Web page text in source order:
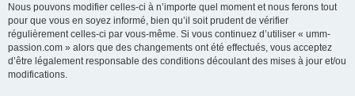
Nous pouvons modifier celles-ci à n’importe quel moment et nous ferons tout
pour que vous en soyez informé, bien qu’il soit prudent de vérifier
régulièrement celles-ci par vous-même. Si vous continuez d’utiliser « umm-
passion.com » alors que des changements ont été effectués, vous acceptez
d’être légalement responsable des conditions découlant des mises à jour et/ou
modifications.